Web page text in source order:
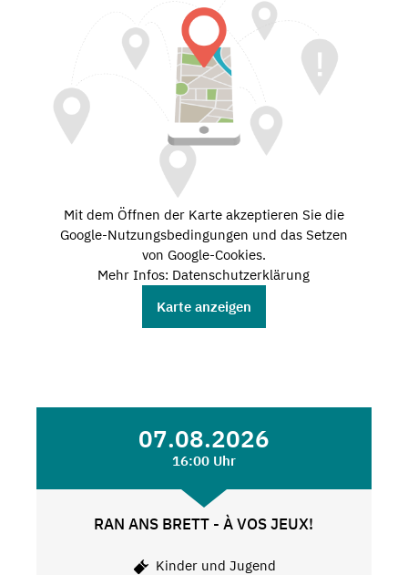
Mit dem Öffnen der Karte akzeptieren Sie die
Google-Nutzungsbedingungen und das Setzen
von Google-Cookies.
Mehr Infos: Datenschutzerklärung
Karte anzeigen
07.08.2026
16:00 Uhr
RAN ANS BRETT - À VOS JEUX!
Kinder und Jugend